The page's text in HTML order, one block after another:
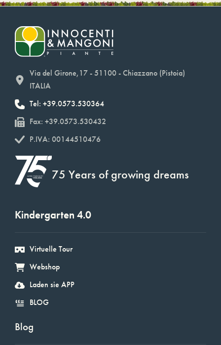
Via del Girone,17 - 51100 - Chiazzano (Pistoia)
ITALIA
Tel: +39.0573.530364
Fax: +39.0573.530432
P.IVA: 00144510476
75 Years of growing dreams
Kindergarten 4.0
Virtuelle Tour
Webshop
Laden sie APP
BLOG
Blog